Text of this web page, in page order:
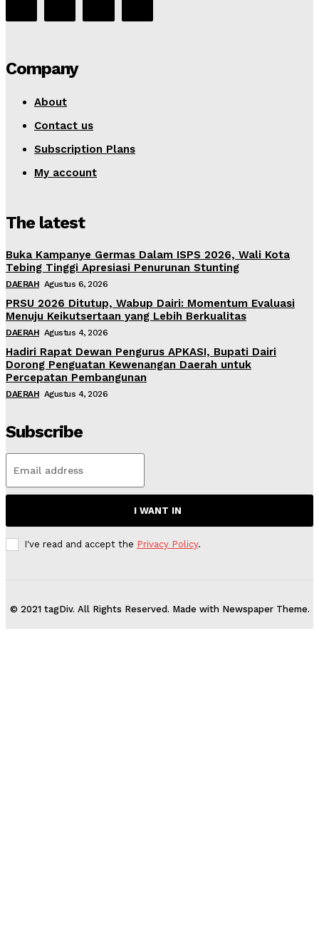
Company
About
Contact us
Subscription Plans
My account
The latest
Buka Kampanye Germas Dalam ISPS 2026, Wali Kota
Tebing Tinggi Apresiasi Penurunan Stunting
DAERAH Agustus 6, 2026
PRSU 2026 Ditutup, Wabup Dairi: Momentum Evaluasi
Menuju Keikutsertaan yang Lebih Berkualitas
DAERAH Agustus 4, 2026
Hadiri Rapat Dewan Pengurus APKASI, Bupati Dairi
Dorong Penguatan Kewenangan Daerah untuk
Percepatan Pembangunan
DAERAH Agustus 4, 2026
Subscribe
I WANT IN
I've read and accept the Privacy Policy.
© 2021 tagDiv. All Rights Reserved. Made with Newspaper Theme.